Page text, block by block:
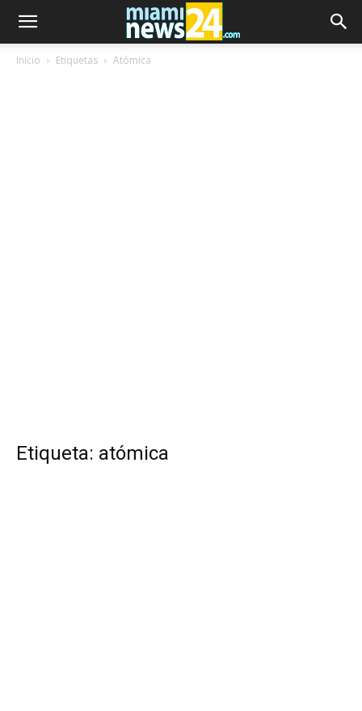
Inicio Etiquetas Atómica
Etiqueta: atómica